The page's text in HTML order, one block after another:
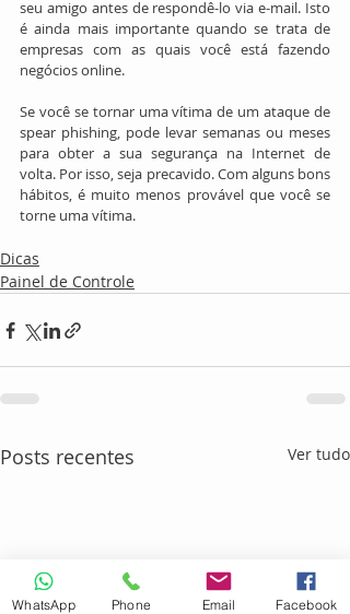
seu amigo antes de respondê-lo via e-mail. Isto
é ainda mais importante quando se trata de
empresas com as quais você está fazendo
negócios online.
Se você se tornar uma vítima de um ataque de
spear phishing, pode levar semanas ou meses
para obter a sua segurança na Internet de
volta. Por isso, seja precavido. Com alguns bons
hábitos, é muito menos provável que você se
torne uma vítima.
Dicas
Painel de Controle
Posts recentes Ver tudo
WhatsApp Phone Email Facebook